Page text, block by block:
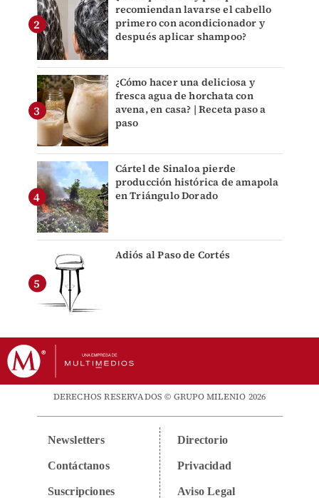
recomiendan lavarse el cabello
primero con acondicionador y
después aplicar shampoo?
¿Cómo hacer una deliciosa y
fresca agua de horchata con
avena, en casa? | Receta paso a
paso
Cártel de Sinaloa pierde
producción histórica de amapola
en Triángulo Dorado
Adiós al Paso de Cortés
DERECHOS RESERVADOS © GRUPO MILENIO 2026
Newsletters
Contáctanos
Suscripciones
Directorio
Privacidad
Aviso Legal